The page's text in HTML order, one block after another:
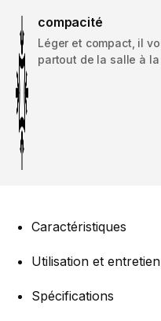
compacité
Léger et compact, il
partout de la salle à
Caractéristiques
Utilisation et entretien
Spécifications